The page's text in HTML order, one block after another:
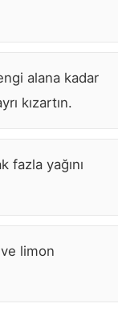
alana kadar
kızartın.
fazla yağını
ve limon